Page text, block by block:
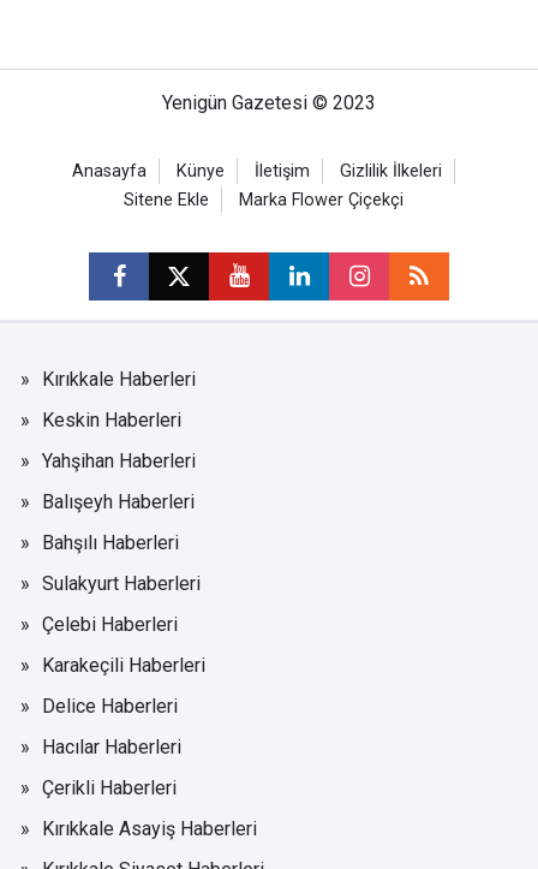
Yenigün Gazetesi © 2023
Anasayfa Künye İletişim
Gizlilik İlkeleri
Sitene Ekle
Marka Flower Çiçekçi
Kırıkkale Haberleri
Keskin Haberleri
Yahşihan Haberleri
Balışeyh Haberleri
Bahşılı Haberleri
Sulakyurt Haberleri
Çelebi Haberleri
Karakeçili Haberleri
Delice Haberleri
Hacılar Haberleri
Çerikli Haberleri
Kırıkkale Asayiş Haberleri